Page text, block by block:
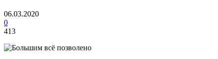
06.03.2020
0
413